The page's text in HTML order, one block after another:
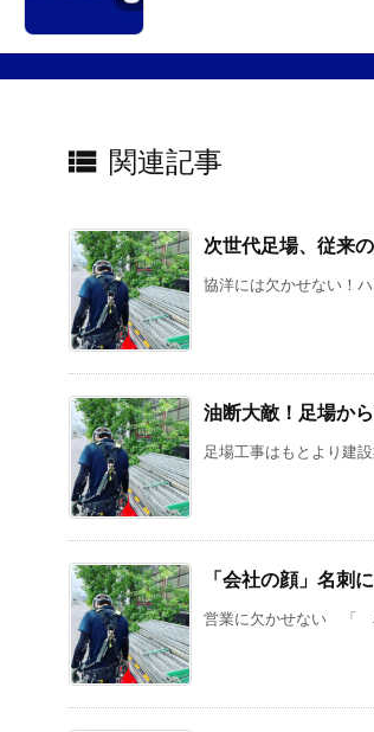
 関連記事
次世代足場、従来
協洋には欠かせない！
油断大敵！足場か
足場工事はもとより建
「会社の顔」名刺に
営業に欠かせない 「